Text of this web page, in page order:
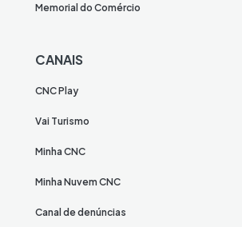
Memorial do Comércio
CANAIS
CNC Play
Vai Turismo
Minha CNC
Minha Nuvem CNC
Canal de denúncias